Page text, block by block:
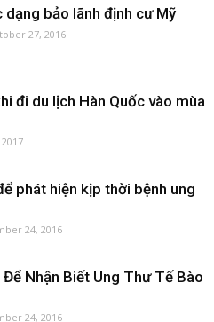
bảo lãnh định cư Mỹ
27, 2016
đi du lịch Hàn Quốc vào mùa
phát hiện kịp thời bệnh ung
24, 2016
Nhận Biết Ung Thư Tế Bào
24, 2016